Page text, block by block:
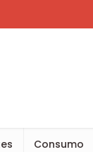
Consumo